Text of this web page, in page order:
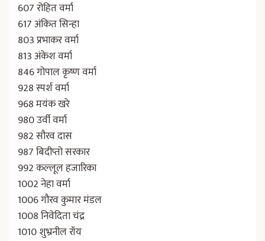
607 रोहित वर्मा
617 अंकित सिन्हा
803 प्रभाकर वर्मा
813 अंकेश वर्मा
846 गोपाल कृष्ण वर्मा
928 स्पर्श वर्मा
968 मयंक खरे
980 उर्वी वर्मा
982 सौरव दास
987 बिदीप्तो सरकार
992 कल्‍लूल हजारिका
1002 नेहा वर्मा
1006 गौरव कुमार मंडल
1008 निवेदिता चंद्र
1010 शुभ्रनील रॉय